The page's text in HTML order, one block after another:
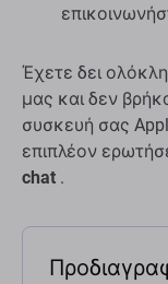
Έχετε δει
μας και δεν
συσκευή σας
επιπλέον
chat .